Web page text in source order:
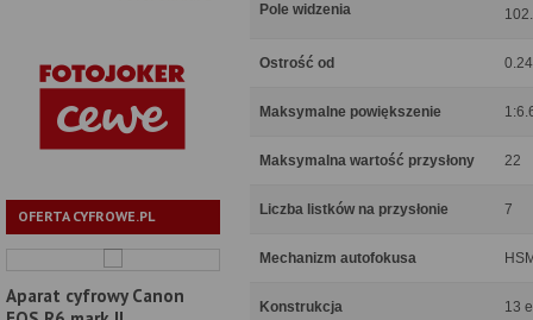
OFERTA CYFROWE.PL
Aparat cyfrowy Canon
Pole widzenia
Ostrość od
Maksymalne powiększenie
Maksymalna wartość przysłony 22
Liczba listków na przysłonie 7
Mechanizm autofokusa
Konstrukcja 13